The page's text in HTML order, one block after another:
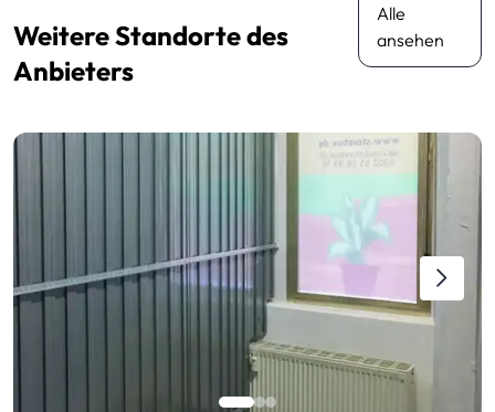
Weitere Standorte des
Anbieters
Alle
ansehen